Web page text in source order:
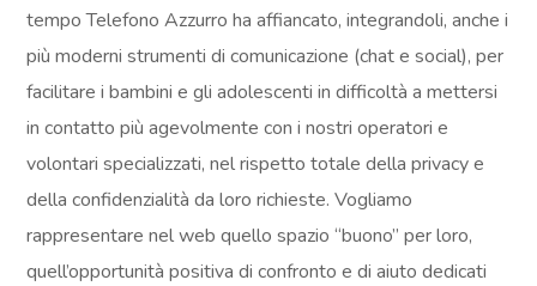
tempo Telefono Azzurro ha affiancato, integrandoli, anche i
più moderni strumenti di comunicazione (chat e social), per
facilitare i bambini e gli adolescenti in difficoltà a mettersi
in contatto più agevolmente con i nostri operatori e
volontari specializzati, nel rispetto totale della privacy e
della confidenzialità da loro richieste. Vogliamo
rappresentare nel web quello spazio “buono” per loro,
quell’opportunità positiva di confronto e di aiuto dedicati